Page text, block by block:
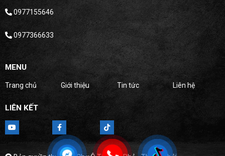
0977155646
0977366633
MENU
Trang chủ Giới thiệu Tin tức Liên hệ
LIÊN KẾT